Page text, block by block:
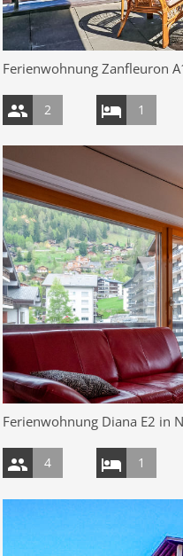
Ferienwohnung Zanfleuron
2 1
Ferienwohnung Diana E2 in
4 1